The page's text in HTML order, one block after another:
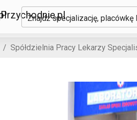
Przychodnie.pl
Znajdź specjalizację, placówkę
Spółdzielnia Pracy Lekarzy